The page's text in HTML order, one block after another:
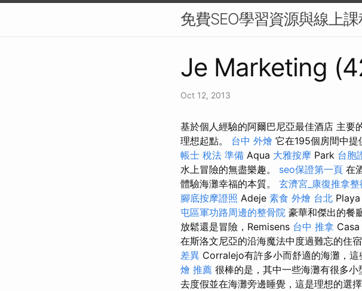
免費SEO學習資源與線上
Je Marketing
Oct 12, 2013
基於個人經驗的阿爾巴尼亞最佳酒店 主要
理想起點。 台中 外燴 它在195個房間中提
帳士 稅法 準備 Aqua 大雅按摩 Park 台胞
水上冒險的無盡樂趣。 seo保證第一頁 在
體驗海灘幸福的本質。 玄濟宮_康復推拿整
腳底按摩證照 Adeje 素食 外燴 台北 Playa
屯區軍功路周邊的整骨院 豪華和傑出的餐
放鬆還是冒險，Remisens 台中 推拿 Casa
在斯洛文尼亞的沿海魔法中度過難忘的住宿
差異 Corralejo有許多小而舒適的海灘，這
燴 推薦 很棒的是，其中一些海灘有很多小
去度假並在海灘旁邊睡覺，這是理想的選